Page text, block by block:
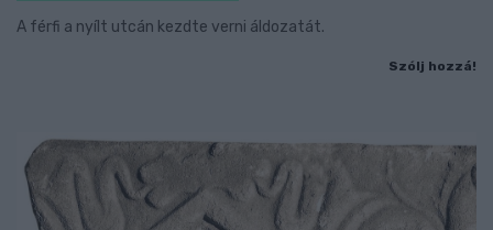
A férfi a nyílt utcán kezdte verni áldozatát.
Szólj hozzá!